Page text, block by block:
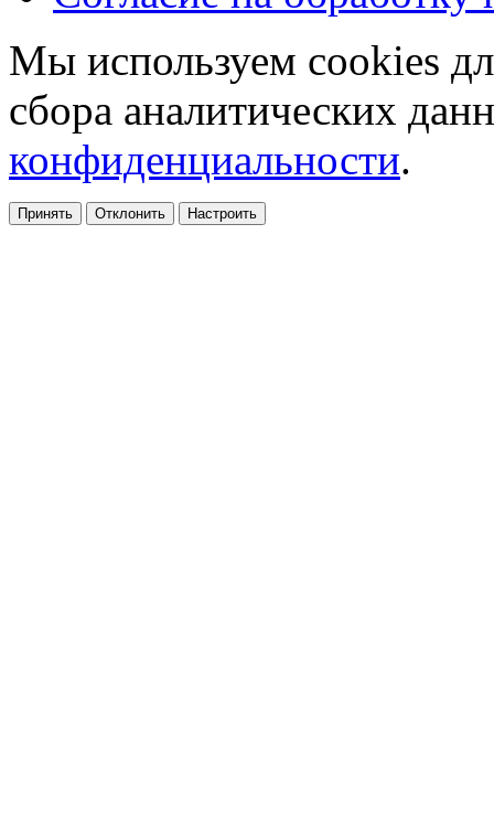
Мы используем cookies
сбора аналитических
конфиденциальности.
Принять Отклонить Настроить